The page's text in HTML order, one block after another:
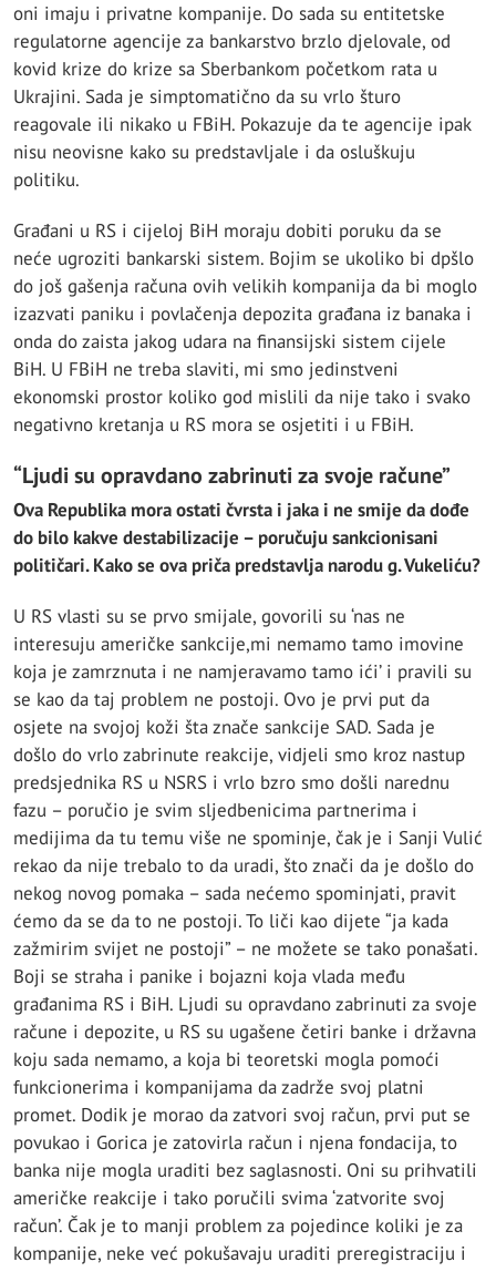
oni imaju i privatne kompanije. Do sada su entitetske
regulatorne agencije za bankarstvo brzlo djelovale, od
kovid krize do krize sa Sberbankom početkom rata u
Ukrajini. Sada je simptomatično da su vrlo šturo
reagovale ili nikako u FBiH. Pokazuje da te agencije ipak
nisu neovisne kako su predstavljale i da osluškuju
politiku.
Građani u RS i cijeloj BiH moraju dobiti poruku da se
neće ugroziti bankarski sistem. Bojim se ukoliko bi dpšlo
do još gašenja računa ovih velikih kompanija da bi moglo
izazvati paniku i povlačenja depozita građana iz banaka i
onda do zaista jakog udara na finansijski sistem cijele
BiH. U FBiH ne treba slaviti, mi smo jedinstveni
ekonomski prostor koliko god mislili da nije tako i svako
negativno kretanja u RS mora se osjetiti i u FBiH.
“Ljudi su opravdano zabrinuti za svoje račune”
Ova Republika mora ostati čvrsta i jaka i ne smije da dođe
do bilo kakve destabilizacije – poručuju sankcionisani
političari. Kako se ova priča predstavlja narodu g. Vukeliću?
U RS vlasti su se prvo smijale, govorili su ‘nas ne
interesuju američke sankcije,mi nemamo tamo imovine
koja je zamrznuta i ne namjeravamo tamo ići’ i pravili su
se kao da taj problem ne postoji. Ovo je prvi put da
osjete na svojoj koži šta znače sankcije SAD. Sada je
došlo do vrlo zabrinute reakcije, vidjeli smo kroz nastup
predsjednika RS u NSRS i vrlo bzro smo došli narednu
fazu – poručio je svim sljedbenicima partnerima i
medijima da tu temu više ne spominje, čak je i Sanji Vulić
rekao da nije trebalo to da uradi, što znači da je došlo do
nekog novog pomaka – sada nećemo spominjati, pravit
ćemo da se da to ne postoji. To liči kao dijete “ja kada
zažmirim svijet ne postoji” – ne možete se tako ponašati.
Boji se straha i panike i bojazni koja vlada među
građanima RS i BiH. Ljudi su opravdano zabrinuti za svoje
račune i depozite, u RS su ugašene četiri banke i državna
koju sada nemamo, a koja bi teoretski mogla pomoći
funkcionerima i kompanijama da zadrže svoj platni
promet. Dodik je morao da zatvori svoj račun, prvi put se
povukao i Gorica je zatovirla račun i njena fondacija, to
banka nije mogla uraditi bez saglasnosti. Oni su prihvatili
američke reakcije i tako poručili svima ‘zatvorite svoj
račun’. Čak je to manji problem za pojedince koliki je za
kompanije, neke već pokušavaju uraditi preregistraciju i